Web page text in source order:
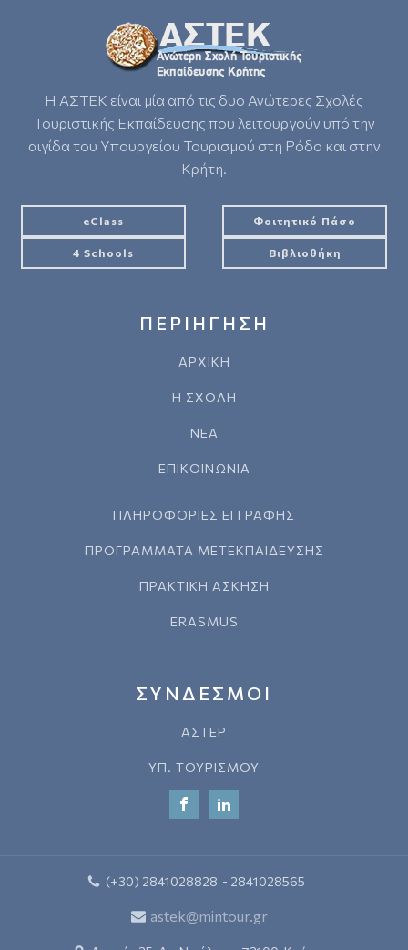
Η ΑΣΤΕΚ είναι μία από τις δυο Ανώτερες Σχολές
Τουριστικής Εκπαίδευσης που λειτουργούν υπό την
αιγίδα του Υπουργείου Τουρισμού στη Ρόδο και στην
Κρήτη.
eClass Φοιτητικό Πάσο
4 Schools Βιβλιοθήκη
ΠΕΡΙΗΓΗΣΗ
ΑΡΧΙΚΗ
Η ΣΧΟΛΗ
ΝΕΑ
ΕΠΙΚΟΙΝΩΝΙΑ
ΠΛΗΡΟΦΟΡΙΕΣ ΕΓΓΡΑΦΗΣ
ΠΡΟΓΡΑΜΜΑΤΑ ΜΕΤΕΚΠΑΙΔΕΥΣΗΣ
ΠΡΑΚΤΙΚΗ ΑΣΚΗΣΗ
ERASMUS
ΣΥΝΔΕΣΜΟΙ
ΑΣΤΕΡ
ΥΠ. ΤΟΥΡΙΣΜΟΥ
(+30) 2841028828 - 2841028565
astek@mintour.gr